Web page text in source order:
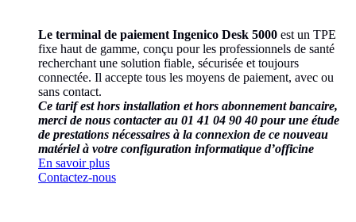
Le terminal de paiement Ingenico Desk 5000 est un TPE
fixe haut de gamme, conçu pour les professionnels de santé
recherchant une solution fiable, sécurisée et toujours
connectée. Il accepte tous les moyens de paiement, avec ou
sans contact.
Ce tarif est hors installation et hors abonnement bancaire,
merci de nous contacter au 01 41 04 90 40 pour une étude
de prestations nécessaires à la connexion de ce nouveau
matériel à votre configuration informatique d’officine
En savoir plus
Contactez-nous